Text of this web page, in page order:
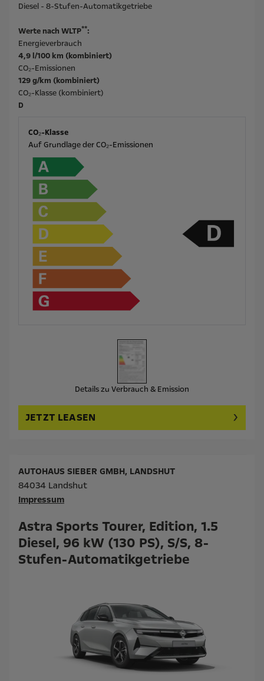
Diesel - 8-Stufen-Automatikgetriebe
Werte nach WLTP**:
Energieverbrauch
4,9 l/100 km (kombiniert)
CO₂-Emissionen
129 g/km (kombiniert)
CO₂-Klasse (kombiniert)
D
CO₂-Klasse
Auf Grundlage der CO₂-Emissionen
Details zu Verbrauch & Emission
JETZT LEASEN
Astra Sports Tourer, Edition, 1.5
Diesel, 96 kW (130 PS), S/S, 8-
Stufen-Automatikgetriebe
AUTOHAUS SIEBER GMBH, LANDSHUT
84034 Landshut
Impressum